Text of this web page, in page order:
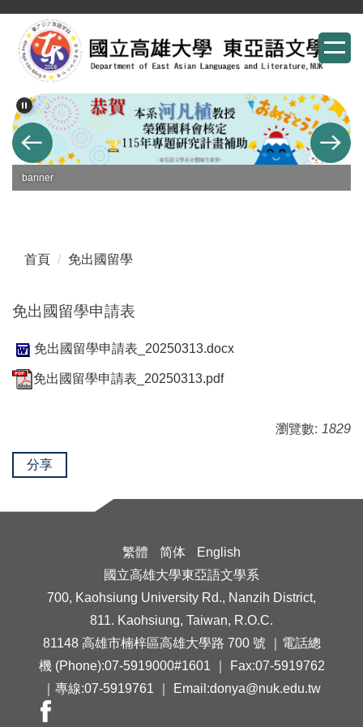
到
內
容
區
banner
首頁 免出國留學
免出國留學申請表
免出國留學申請表_20250313.docx
免出國留學申請表_20250313.pdf
瀏覽數: 1829
分享
繁體 简体
English
國立高雄大學東亞語文學系
700, Kaohsiung University Rd., Nanzih District,
811. Kaohsiung, Taiwan, R.O.C.
81148 高雄市楠梓區高雄大學路 700 號 ｜電話總
機 (Phone):07-5919000#1601 ｜ Fax:07-5919762
｜專線:07-5919761 ｜ Email:donya@nuk.edu.tw